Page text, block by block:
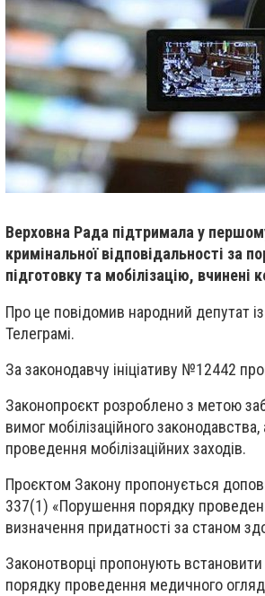
Верховна Рада підтримала у
кримінальної відповідальності за
підготовку та мобілізацію,
Про це повідомив народний депутат
Телеграмі.
За законодавчу ініціативу №12442
Законопроєкт розроблено з метою
вимог мобілізаційного
проведення мобілізаційних заходів.
Проєктом Закону пропонується
337(1) «Порушення порядку
визначення придатності за станом
Законотворці пропонують
порядку проведення медичного